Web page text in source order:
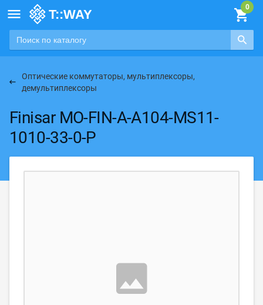

Оптические коммутаторы, мультиплексоры,
демультиплексоры
Finisar MO-FIN-A-A104-MS11-
1010-33-0-P